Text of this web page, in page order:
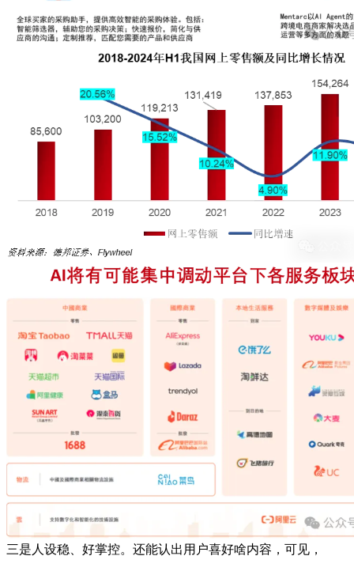
三是人设稳、好掌控。还能认出用户喜好啥内容，可见，